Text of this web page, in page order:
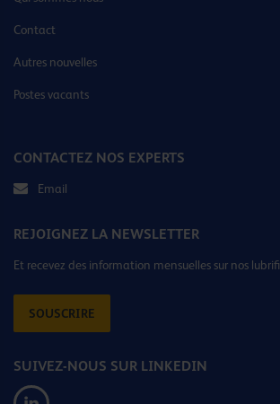
Contact
Autres nouvelles
Postes vacants
CONTACTEZ NOS EXPERTS
Email
REJOIGNEZ LA NEWSLETTER
Et recevez des information mensuelles sur nos
SOUSCRIRE
SUIVEZ-NOUS SUR LINKEDIN